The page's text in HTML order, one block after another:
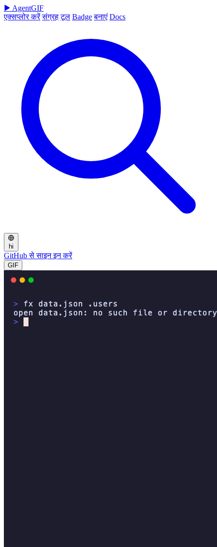
▶ AgentGIF
एक्सप्लोर करें संग्रह टूल Badge बनाएं Docs
hi
GitHub से साइन इन करें
GIF